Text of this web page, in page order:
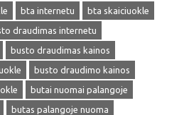
bta internetu
bta skaiciuokle
draudimas internetu
busto draudimas kainos
busto draudimo kainos
butai nuomai palangoje
butas palangoje nuoma